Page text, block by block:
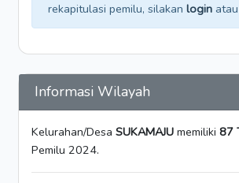
rekapitulasi pemilu, silakan login atau
Informasi Wilayah
Kelurahan/Desa SUKAMAJU memiliki 87
Pemilu 2024.